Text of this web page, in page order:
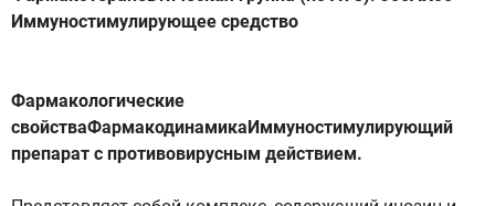
Иммуностимулирующее средство
Фармакологические
свойстваФармакодинамикаИммуностимулирующий
препарат с противовирусным действием.